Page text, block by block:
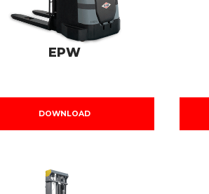
EPW
DOWNLOAD